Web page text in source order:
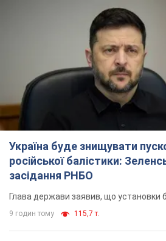
Україна буде знищувати
російської балістики:
засідання РНБО
Глава держави заявив, що установки
9 годин тому 115,7 т.